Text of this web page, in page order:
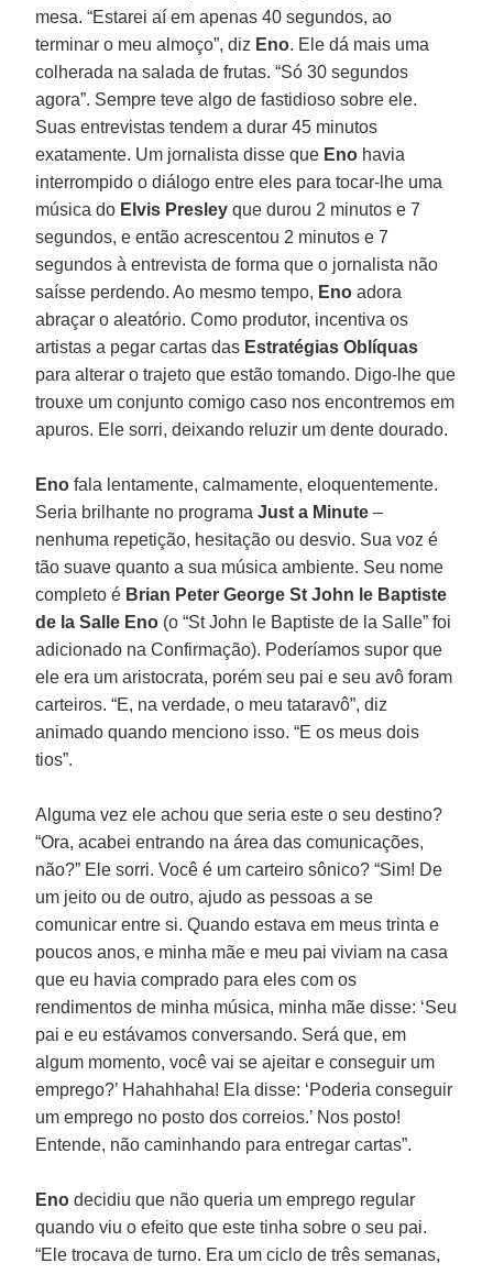
mesa. “Estarei aí em apenas 40 segundos, ao
terminar o meu almoço”, diz Eno. Ele dá mais uma
colherada na salada de frutas. “Só 30 segundos
agora”. Sempre teve algo de fastidioso sobre ele.
Suas entrevistas tendem a durar 45 minutos
exatamente. Um jornalista disse que Eno havia
interrompido o diálogo entre eles para tocar-lhe uma
música do Elvis Presley que durou 2 minutos e 7
segundos, e então acrescentou 2 minutos e 7
segundos à entrevista de forma que o jornalista não
saísse perdendo. Ao mesmo tempo, Eno adora
abraçar o aleatório. Como produtor, incentiva os
artistas a pegar cartas das Estratégias Oblíquas
para alterar o trajeto que estão tomando. Digo-lhe que
trouxe um conjunto comigo caso nos encontremos em
apuros. Ele sorri, deixando reluzir um dente dourado.
Eno fala lentamente, calmamente, eloquentemente.
Seria brilhante no programaJust a Minute –
nenhuma repetição, hesitação ou desvio. Sua voz é
tão suave quanto a sua música ambiente. Seu nome
completo é Brian Peter George St John le Baptiste
de la Salle Eno (o “St John le Baptiste de la Salle” foi
adicionado na Confirmação). Poderíamos supor que
ele era um aristocrata, porém seu pai e seu avô foram
carteiros. “E, na verdade, o meu tataravô”, diz
animado quando menciono isso. “E os meus dois
tios”.
Alguma vez ele achou que seria este o seu destino?
“Ora, acabei entrando na área das comunicações,
não?” Ele sorri. Você é um carteiro sônico? “Sim! De
um jeito ou de outro, ajudo as pessoas a se
comunicar entre si. Quando estava em meus trinta e
poucos anos, e minha mãe e meu pai viviam na casa
que eu havia comprado para eles com os
rendimentos de minha música, minha mãe disse: ‘Seu
pai e eu estávamos conversando. Será que, em
algum momento, você vai se ajeitar e conseguir um
emprego?’ Hahahhaha! Ela disse: ‘Poderia conseguir
um emprego no posto dos correios.’ Nos posto!
Entende, não caminhando para entregar cartas”.
Eno decidiu que não queria um emprego regular
quando viu o efeito que este tinha sobre o seu pai.
“Ele trocava de turno. Era um ciclo de três semanas,